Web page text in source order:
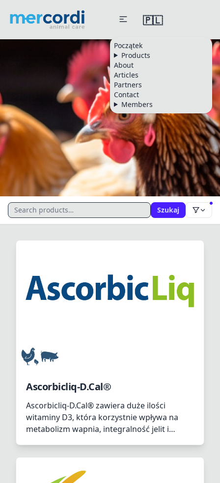
Początek
Products
About
Articles
Partners
Contact
Members
🇵🇱
CATALOGUE
Drób Szukaj
Ascorbicliq-D.Cal®
Ascorbicliq-D.Cal® zawiera duże ilości
witaminy D3, która korzystnie wpływa na
metabolizm wapnia, integralność jelit i